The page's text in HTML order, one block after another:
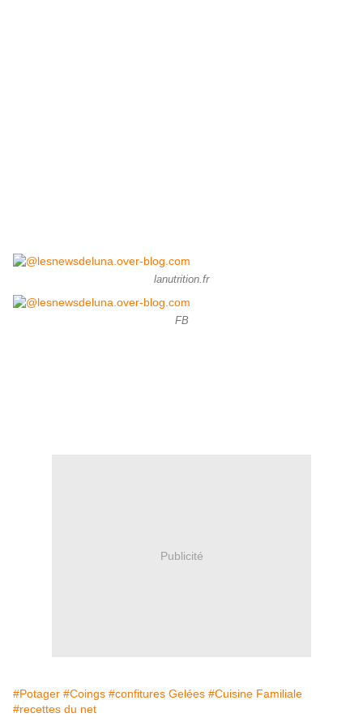
lanutrition.fr
FB
Publicité
#Potager #Coings #confitures Gelées #Cuisine Familiale
#recettes du net